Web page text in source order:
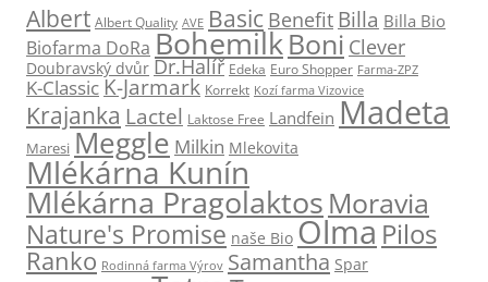
Albert Albert Quality AVE Basic Benefit Billa Billa Bio
Biofarma DoRa BohemilkBoni Clever
Doubravský dvůr Dr.Halíř Edeka Euro Shopper Farma-ZPZ
K-ClassicK-Jarmark Korrekt Kozí farma Vizovice
Krajanka Lactel Laktose Free Landfein Madeta
Maresi Meggle Milkin Mlekovita
Mlékárna Kunín
Mlékárna Pragolaktos Moravia
Nature's Promise naše Bio OlmaPilos
Ranko Rodinná farma Výrov Samantha Spar